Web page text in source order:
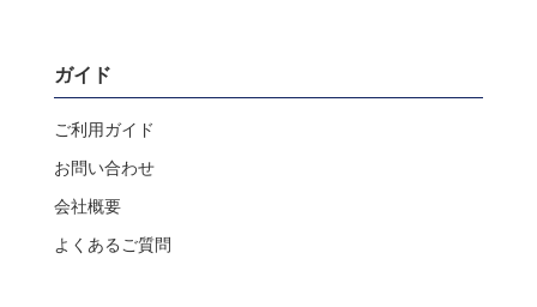
ガイド
ご利用ガイド
お問い合わせ
会社概要
よくあるご質問